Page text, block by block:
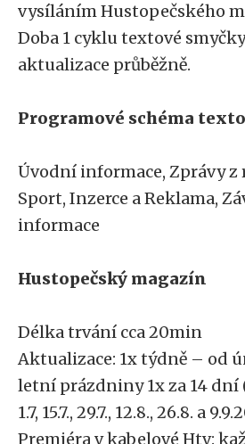
vysíláním Hustopečského
Doba 1 cyklu textové
aktualizace průběžně.
Programové schéma
Úvodní informace, Zprávy z
Sport, Inzerce a Reklama,
informace
Hustopečský magazín
Délka trvání cca 20min
Aktualizace: 1x týdně – od
letní prázdniny 1x za 14
1.7, 15.7., 29.7., 12.8., 26.8. a
Premiéra v kabelové Htv: